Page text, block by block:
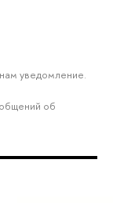
уведомление.
об